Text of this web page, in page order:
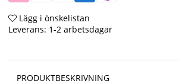
Lägg i önskelistan
Leverans: 1-2 arbetsdagar
PRODUKTBESKRIVNING